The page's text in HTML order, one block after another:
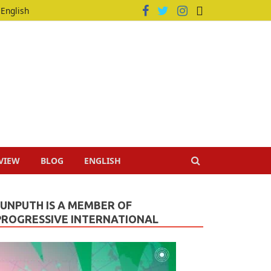
English
BLOG ENGLISH
IS A MEMBER OF
INTERNATIONAL